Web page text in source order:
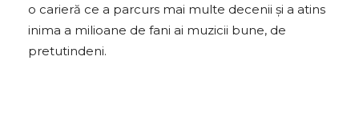
o carieră ce a parcurs mai multe decenii și a atins
inima a milioane de fani ai muzicii bune, de
pretutindeni.